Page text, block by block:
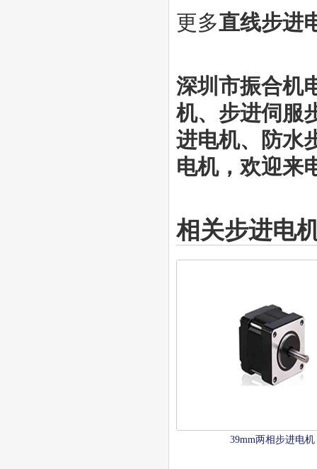
更多直线步进
深圳市振合机
机、步进伺服
进电机、防水
电机，欢迎来
相关步进电
39mm两相步进电机